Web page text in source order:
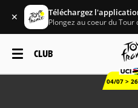
✕ Téléchargez
Plongez au coeur du Tour
CLUB
04/07 >